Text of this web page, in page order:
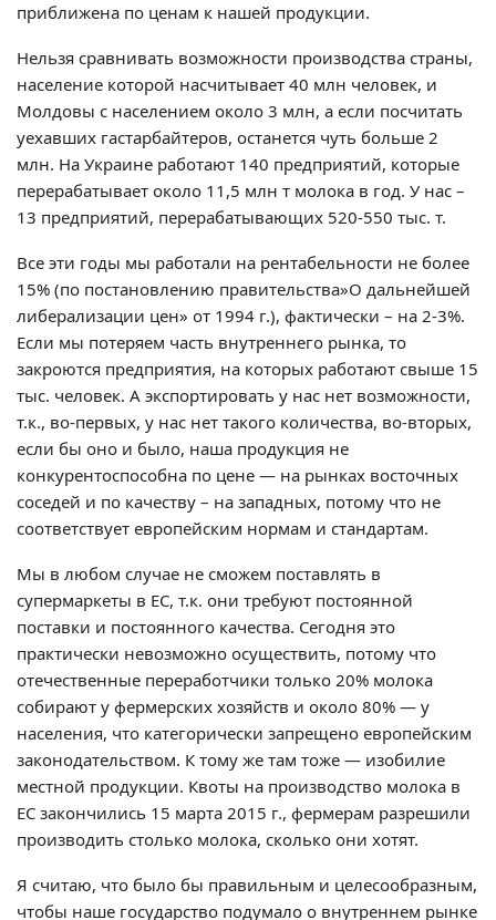
приближена по ценам к нашей продукции.
Нельзя сравнивать возможности производства страны,
население которой насчитывает 40 млн человек, и
Молдовы с населением около 3 млн, а если посчитать
уехавших гастарбайтеров, останется чуть больше 2
млн. На Украине работают 140 предприятий, которые
перерабатывает около 11,5 млн т молока в год. У нас –
13 предприятий, перерабатывающих 520-550 тыс. т.
Все эти годы мы работали на рентабельности не более
15% (по постановлению правительства»О дальнейшей
либерализации цен» от 1994 г.), фактически – на 2-3%.
Если мы потеряем часть внутреннего рынка, то
закроются предприятия, на которых работают свыше 15
тыс. человек. А экспортировать у нас нет возможности,
т.к., во-первых, у нас нет такого количества, во-вторых,
если бы оно и было, наша продукция не
конкурентоспособна по цене — на рынках восточных
соседей и по качеству – на западных, потому что не
соответствует европейским нормам и стандартам.
Мы в любом случае не сможем поставлять в
супермаркеты в ЕС, т.к. они требуют постоянной
поставки и постоянного качества. Сегодня это
практически невозможно осуществить, потому что
отечественные переработчики только 20% молока
собирают у фермерских хозяйств и около 80% — у
населения, что категорически запрещено европейским
законодательством. К тому же там тоже — изобилие
местной продукции. Квоты на производство молока в
ЕС закончились 15 марта 2015 г., фермерам разрешили
производить столько молока, сколько они хотят.
Я считаю, что было бы правильным и целесообразным,
чтобы наше государство подумало о внутреннем рынке